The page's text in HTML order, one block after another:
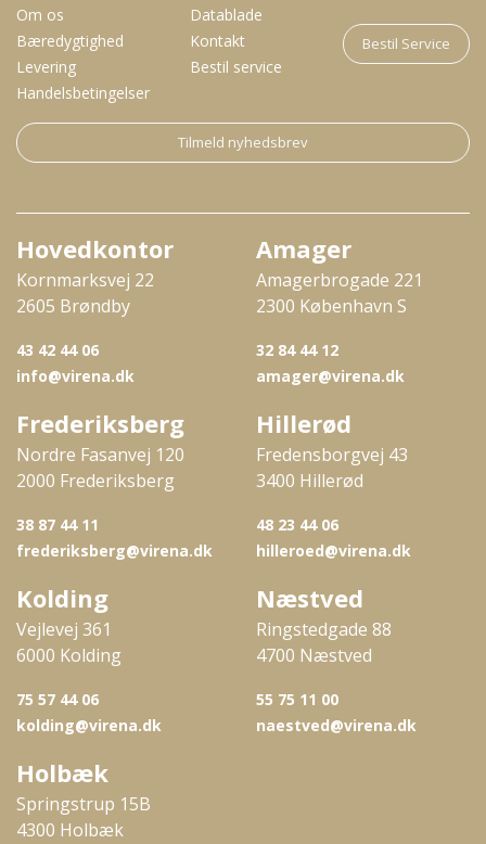
Om os
Bæredygtighed
Levering
Handelsbetingelser
Datablade
Kontakt
Bestil service
Bestil Service
Tilmeld nyhedsbrev
Hovedkontor
Kornmarksvej 22
2605 Brøndby
43 42 44 06
info@virena.dk
Amager
Amagerbrogade 221
2300 København S
32 84 44 12
amager@virena.dk
Frederiksberg
Nordre Fasanvej 120
2000 Frederiksberg
38 87 44 11
frederiksberg@virena.dk
Hillerød
Fredensborgvej 43
3400 Hillerød
48 23 44 06
hilleroed@virena.dk
Kolding
Vejlevej 361
6000 Kolding
75 57 44 06
kolding@virena.dk
Næstved
Ringstedgade 88
4700 Næstved
55 75 11 00
naestved@virena.dk
Holbæk
Springstrup 15B
4300 Holbæk